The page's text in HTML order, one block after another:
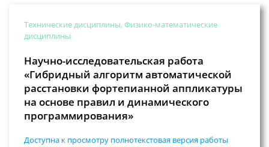
Технические дисциплины, Физико-математические
дисциплины
Научно-исследовательская работа
«Гибридный алгоритм автоматической
расстановки фортепианной аппликатуры
на основе правил и динамического
программирования»
Доступна к просмотру полнотекстовая версия работы